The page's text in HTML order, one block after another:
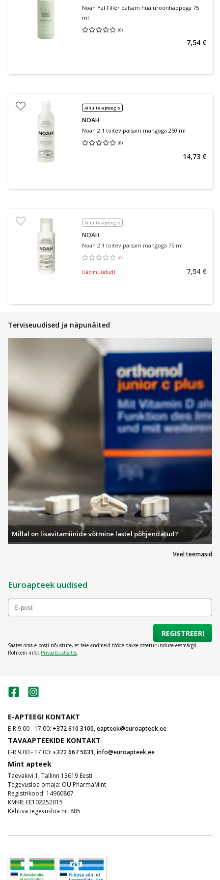
Noah Yal Filler palsam hüaluroonhappega 75
ml
(0)
Keskmine hinnang 0.00
7,54 €
Ainult e-apteegis
NOAH
Noah 2.1 toitev palsam mangoga 250 ml
(0)
Keskmine hinnang 0.00
14,73 €
Ainult e-apteegis
NOAH
Noah 2.1 toitev palsam mangoga 75 ml
(0)
Keskmine hinnang 0.00
(Läbimüüdud) 7,54 €
Terviseuudised ja näpunäited
Veel teemasid
Millal on lisavitamiinide võtmine lastel põhjendatud?
Euroapteek uudised
REGISTREERI
Saates oma e-posti nõustute, et teie andmeid töödeldakse otseturunduse eesmärgil.
Rohkem infot Privaatsusteates.
E-APTEEGI KONTAKT
E-R 9.00 - 17.00: +372 610 3100,eapteek@euroapteek.ee
TAVAAPTEEKIDE KONTAKT
E-R 9.00 - 17.00: +372 667 5031,info@euroapteek.ee
Mint apteek
Taevakivi 1, Tallinn 13619 Eesti
Tegevusloa omaja: OÜ PharmaMint
Registrikood: 14960867
KMKR: EE102252015
Kehtiva tegevusloa nr. 885